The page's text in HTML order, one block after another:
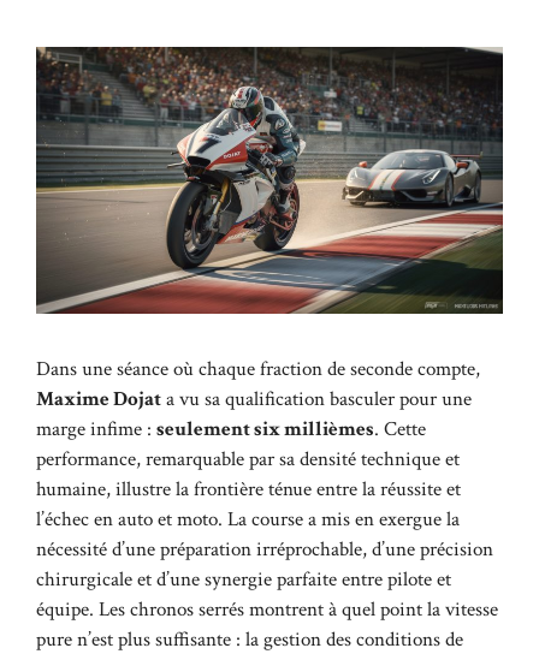
Dans une séance où chaque fraction de seconde compte,
Maxime Dojata vu sa qualification basculer pour une
marge infime : seulement six millièmes. Cette
performance, remarquable par sa densité technique et
humaine, illustre la frontière ténue entre la réussite et
l’échec en auto et moto. La course a mis en exergue la
nécessité d’une préparation irréprochable, d’une précision
chirurgicale et d’une synergie parfaite entre pilote et
équipe. Les chronos serrés montrent à quel point la vitesse
pure n’est plus suffisante : la gestion des conditions de